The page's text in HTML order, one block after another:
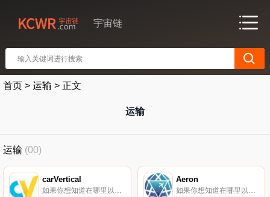
宇宙链
首页 > 运输 > 正文
运输
运输 (00)
carVertical
如果你想知道在哪里以当前价格购买carVertical,目前交易{carVertical]股票的顶级加密货币交易所是KuCoin。您可以在我们的加密货币交易所页面上找到其他列表。carVertical（CV）是一种加密货币,在以太坊平台上运行.
Aeron
如果你想知道在哪里以当前价格购买Aeron,目前交易{Aeron]股票的顶级加密货币交易所是Gate.io、HitBTC、ProBit Global、Uniswap（V2）和Mercatox。您可以在我们的加密货币交易所页面上找到其他列表.